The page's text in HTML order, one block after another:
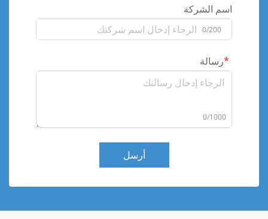
اسم الشركة
0/200
رسالة
0/1000
أرسل